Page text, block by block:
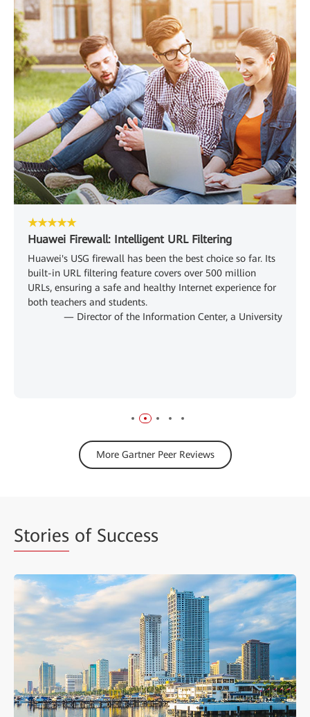
★★★★★
Huawei Firewall: Intelligent URL Filtering
Huawei's USG firewall has been the best choice so far. Its
built-in URL filtering feature covers over 500 million
URLs, ensuring a safe and healthy Internet experience for
both teachers and students.
— Director of the Information Center, a University
More Gartner Peer Reviews
Stories of Success